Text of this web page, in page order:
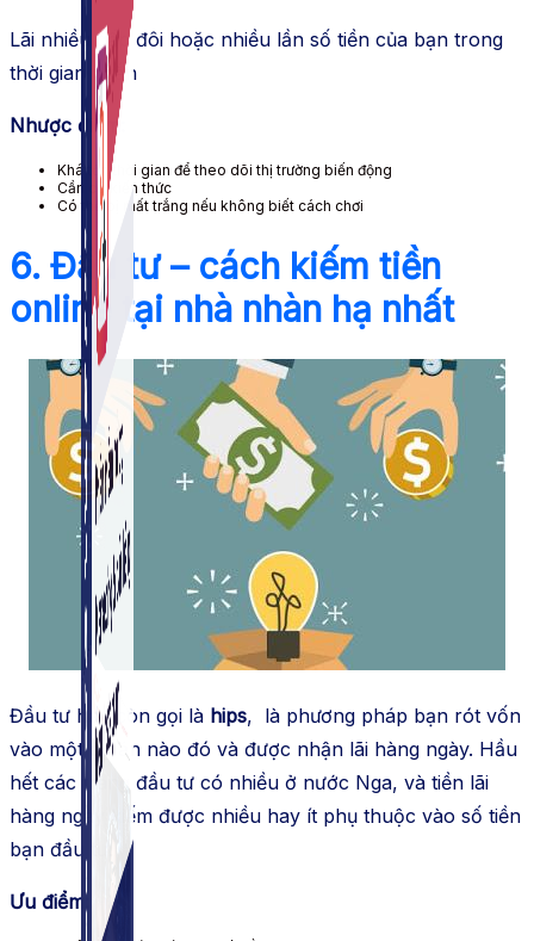
Simple Instagram
Phần mềm gửi follow, nhắn tin, nuôi nick Instagram.
Lãi nhiều gấp đôi hoặc nhiều lần số tiền của bạn trong
thời gian ngắn
Nhược điểm:
Khá tốn thời gian để theo dõi thị trường biến động
Cần có kiến thức
Có thể bị mất trắng nếu không biết cách chơi
6. Đầu tư – cách kiếm tiền
online tại nhà nhàn hạ nhất
Đầu tư hay còn gọi là hips, là phương pháp bạn rót vốn
vào một dự án nào đó và được nhận lãi hàng ngày. Hầu
hết các trang đầu tư có nhiều ở nước Nga, và tiền lãi
hàng ngày kiếm được nhiều hay ít phụ thuộc vào số tiền
bạn đầu tư.
Ưu điểm: